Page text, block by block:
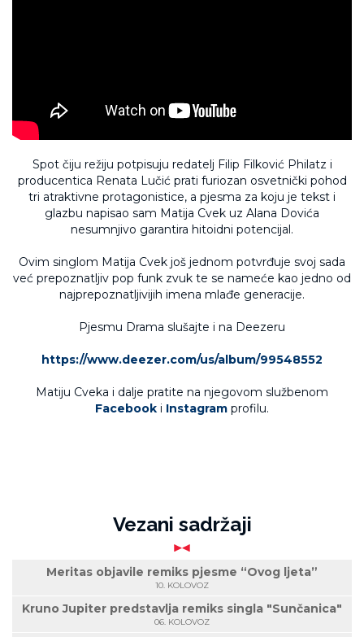
Spot čiju režiju potpisuju redatelj Filip Filković Philatz i
producentica Renata Lučić prati furiozan osvetnički pohod
tri atraktivne protagonistice, a pjesma za koju je tekst i
glazbu napisao sam Matija Cvek uz Alana Dovića
nesumnjivo garantira hitoidni potencijal.
Ovim singlom Matija Cvek još jednom potvrđuje svoj sada
već prepoznatljiv pop funk zvuk te se nameće kao jedno od
najprepoznatljivijih imena mlađe generacije.
Pjesmu Drama slušajte i na Deezeru
https://www.deezer.com/us/album/99548552
Matiju Cveka i dalje pratite na njegovom službenom
Facebook i Instagram profilu.
Vezani sadržaji
Meritas objavile remiks pjesme “Ovog ljeta”
10. KOLOVOZ
Kruno Jupiter predstavlja remiks singla "Sunčanica"
06. KOLOVOZ